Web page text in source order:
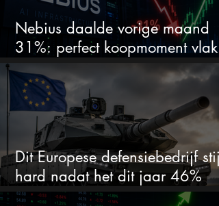
Nebius daalde vorige maand
31%: perfect koopmoment vlak
voor kwartaalcijfers?
Dit Europese defensiebedrijf
hard nadat het dit jaar 46%
daalde: mooie koopkans?